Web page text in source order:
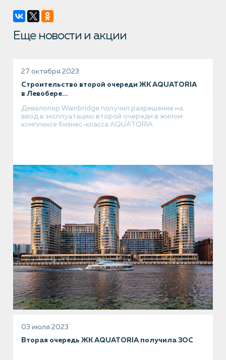
Еще новости и акции
27 октября 2023
Строительство второй очереди ЖК AQUATORIA
в Левобере...
Девелопер Wainbridge получил разрешение на
ввод в эксплуатацию второй очереди в жилом
комплексе бизнес-класса AQUATORIA
03 июля 2023
Вторая очередь ЖК AQUATORIA получила ЗОС